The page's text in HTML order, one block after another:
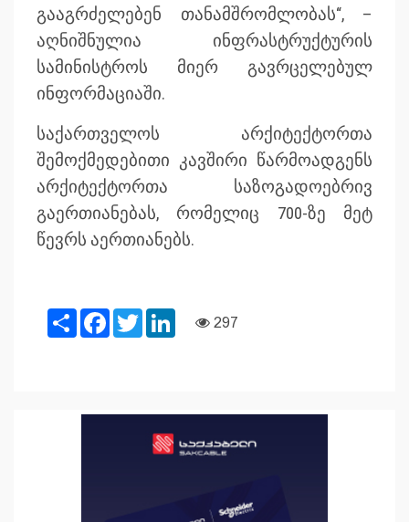
გააგრძელებენ თანამშრომლობას“, –
აღნიშნულია ინფრასტრუქტურის
სამინისტროს მიერ გავრცელებულ
ინფორმაციაში.
საქართველოს არქიტექტორთა
შემოქმედებითი კავშირი წარმოადგენს
არქიტექტორთა საზოგადოებრივ
გაერთიანებას, რომელიც 700-ზე მეტ
წევრს აერთიანებს.
ShareFacebook
TwitterLinkedIn
297